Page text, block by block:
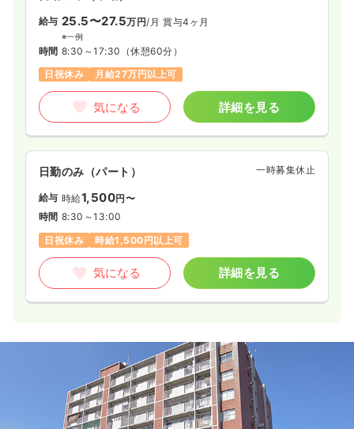
給与 25.5〜27.5万円/月 賞与4ヶ月
※一例
時間 8:30～17:30 （休憩60分）
日祝休み
月給27万円以上可
気になる 詳細を見る
日勤のみ（パート） 一時募集休止
給与 時給1,500円〜
時間 8:30～13:00
日祝休み
時給1,500円以上可
気になる 詳細を見る